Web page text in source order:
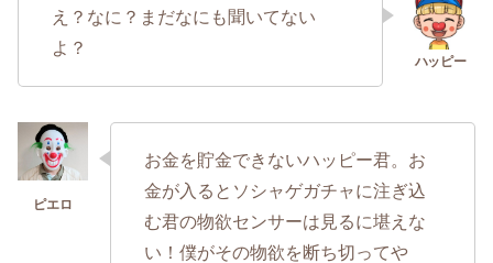
え？なに？まだなにも聞いてない
よ？
お金を貯金できないハッピー君。お
金が入るとソシャゲガチャに注ぎ込
む君の物欲センサーは見るに堪えな
い！僕がその物欲を断ち切ってや